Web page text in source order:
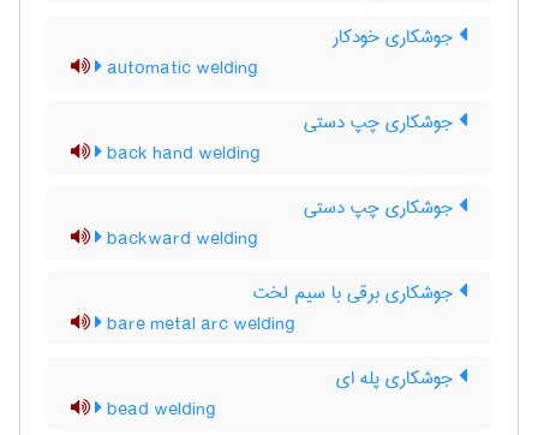
جوشکاری خودکار
automatic welding
جوشکاری چپ دستی
back hand welding
جوشکاری چپ دستی
backward welding
جوشکاری برقی با سیم لخت
bare metal arc welding
جوشکاری پله ای
bead welding